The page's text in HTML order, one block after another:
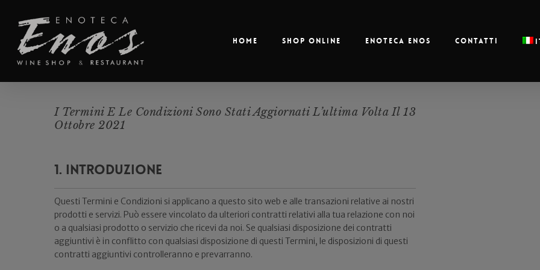
Home Shop online Enoteca Enos Contatti
I Termini E Le Condizioni Sono Stati Aggiornati L’ultima Volta Il 13
Ottobre 2021
1. Introduzione
Questi Termini e Condizioni si applicano a questo sito web e alle transazioni relative ai nostri
prodotti e servizi. Può essere vincolato da ulteriori contratti relativi alla tua relazione con noi
o a qualsiasi prodotto o servizio che ricevi da noi. Se qualsiasi disposizione dei contratti
aggiuntivi è in conflitto con qualsiasi disposizione di questi Termini, le disposizioni di questi
contratti aggiuntivi controlleranno e prevarranno.